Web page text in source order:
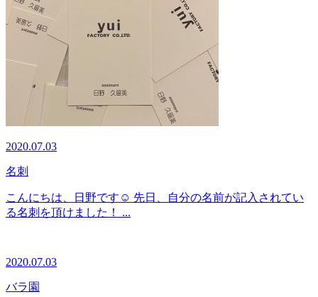
2020.07.03
名刺
こんにちは、日野です☺ 先日、自分の名前が記入されてい
る名刺を頂けました！ ...
2020.07.03
バラ園